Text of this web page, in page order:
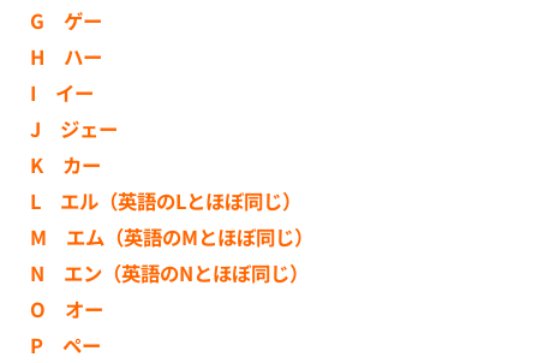
G ゲー
H ハー
I イー
J ジェー
K カー
L エル（英語のLとほぼ同じ）
M エム（英語のMとほぼ同じ）
N エン（英語のNとほぼ同じ）
O オー
P ペー